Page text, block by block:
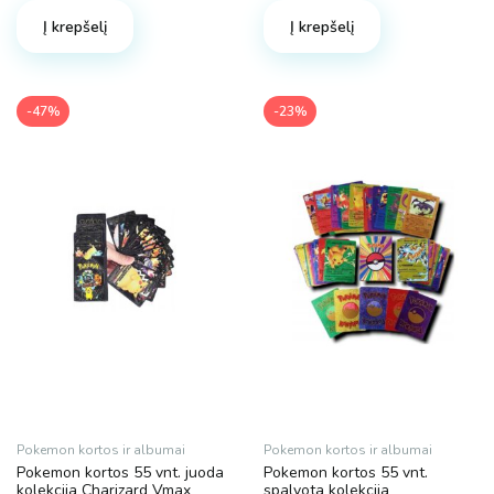
13.90 €.
10.42 €.
Į krepšelį
16.90 €.
13.89 €.
Į krepšelį
-47%
Pokemon kortos ir albumai
Pokemon kortos 55 vnt. juoda
-23%
Pokemon kortos ir albumai
Pokemon kortos 55 vnt.